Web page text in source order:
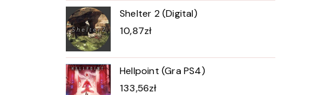
Shelter 2 (Digital)
10,87zł
Hellpoint (Gra PS4)
133,56zł